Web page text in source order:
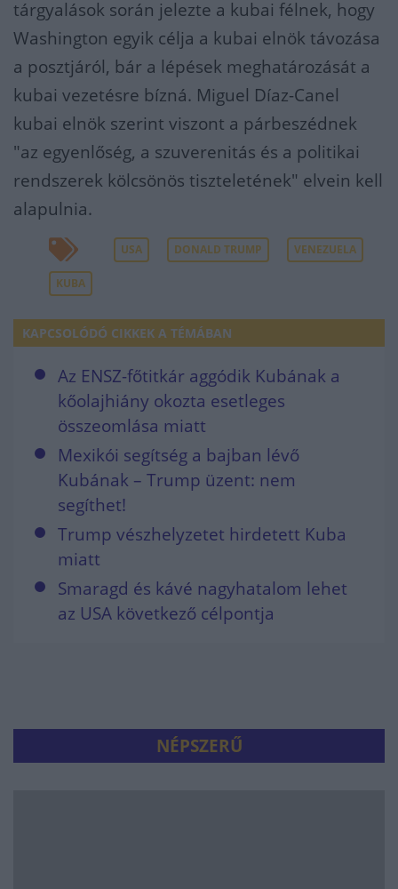
tárgyalások során jelezte a kubai félnek, hogy
Washington egyik célja a kubai elnök távozása
a posztjáról, bár a lépések meghatározását a
kubai vezetésre bízná. Miguel Díaz-Canel
kubai elnök szerint viszont a párbeszédnek
"az egyenlőség, a szuverenitás és a politikai
rendszerek kölcsönös tiszteletének" elvein kell
alapulnia.
USA DONALD TRUMP VENEZUELA
KUBA
KAPCSOLÓDÓ CIKKEK A TÉMÁBAN
Az ENSZ-főtitkár aggódik Kubának a
kőolajhiány okozta esetleges
összeomlása miatt
Mexikói segítség a bajban lévő
Kubának – Trump üzent: nem
segíthet!
Trump vészhelyzetet hirdetett Kuba
miatt
Smaragd és kávé nagyhatalom lehet
az USA következő célpontja
NÉPSZERŰ